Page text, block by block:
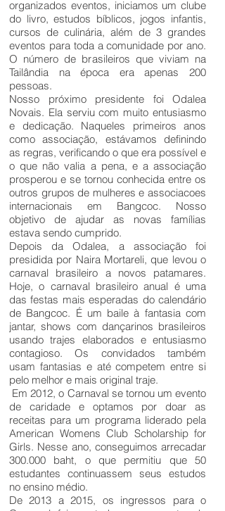
organizados eventos, iniciamos um clube
do livro, estudos bíblicos, jogos infantis,
cursos de culinária, além de 3 grandes
eventos para toda a comunidade por ano.
O número de brasileiros que viviam na
Tailândia na época era apenas 200
pessoas.
Nosso próximo presidente foi Odalea
Novais. Ela serviu com muito entusiasmo
e dedicação. Naqueles primeiros anos
como associação, estávamos definindo
as regras, verificando o que era possível e
o que não valia a pena, e a associação
prosperou e se tornou conhecida entre os
outros grupos de mulheres e associacoes
internacionais em Bangcoc. Nosso
objetivo de ajudar as novas famílias
estava sendo cumprido.
Depois da Odalea, a associação foi
presidida por Naira Mortareli, que levou o
carnaval brasileiro a novos patamares.
Hoje, o carnaval brasileiro anual é uma
das festas mais esperadas do calendário
de Bangcoc. É um baile à fantasia com
jantar, shows com dançarinos brasileiros
usando trajes elaborados e entusiasmo
contagioso. Os convidados também
usam fantasias e até competem entre si
pelo melhor e mais original traje.
Em 2012, o Carnaval se tornou um evento
de caridade e optamos por doar as
receitas para um programa liderado pela
American Womens Club Scholarship for
Girls. Nesse ano, conseguimos arrecadar
300.000 baht, o que permitiu que 50
estudantes continuassem seus estudos
no ensino médio.
De 2013 a 2015, os ingressos para o